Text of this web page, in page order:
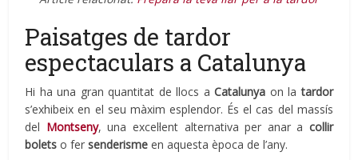
Paisatges de tardor
espectaculars a Catalunya
Hi ha una gran quantitat de llocs aCatalunya on latardor
s’exhibeix en el seu màxim esplendor. És el cas del massís
del Montseny, una excel·lent alternativa per anar a collir
bolets o fersenderisme en aquesta època de l’any.